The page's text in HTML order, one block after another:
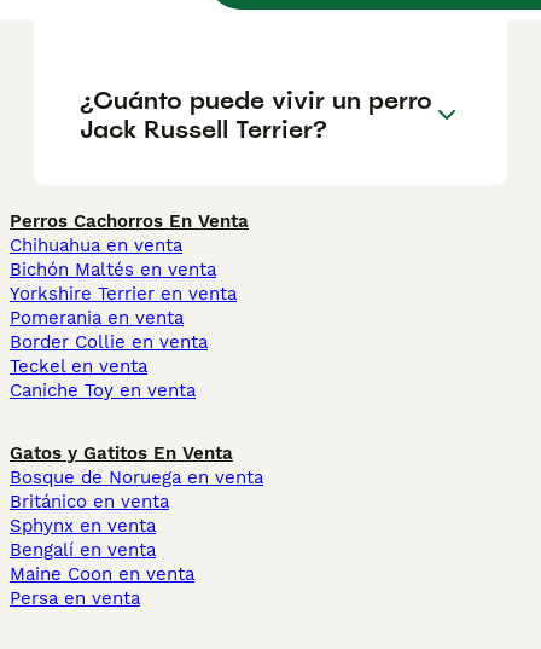
los Jack Russell?
¿Cuánto puede vivir un perro
Jack Russell Terrier?
Perros Cachorros En Venta
Chihuahua en venta
Bichón Maltés en venta
Yorkshire Terrier en venta
Pomerania en venta
Border Collie en venta
Teckel en venta
Caniche Toy en venta
Gatos y Gatitos En Venta
Bosque de Noruega en venta
Británico en venta
Sphynx en venta
Bengalí en venta
Maine Coon en venta
Persa en venta